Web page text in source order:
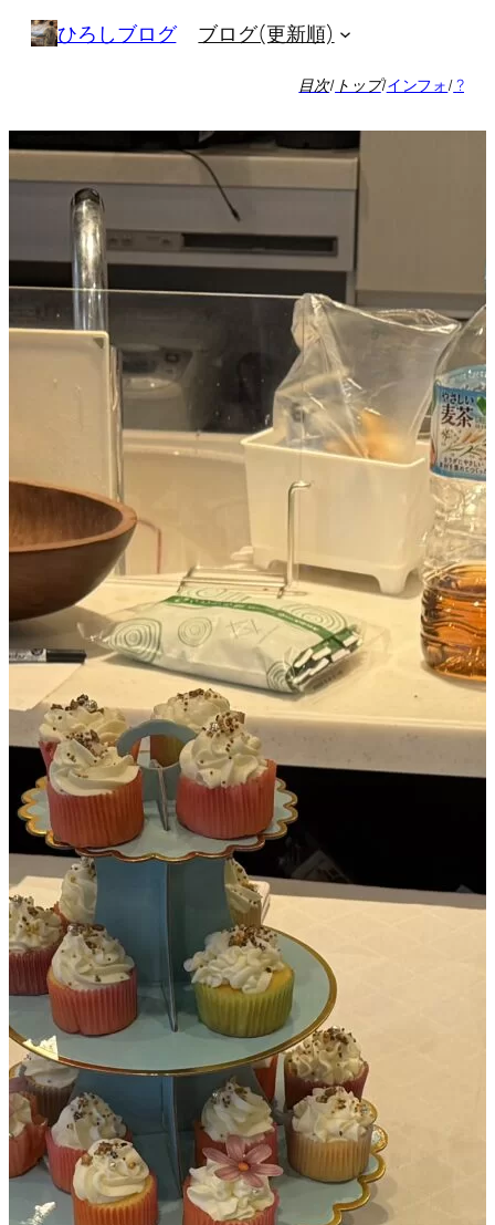
キ
ッ
プ
ひろしブログ ブログ(更新順)
目次/ トップ/インフォ/?